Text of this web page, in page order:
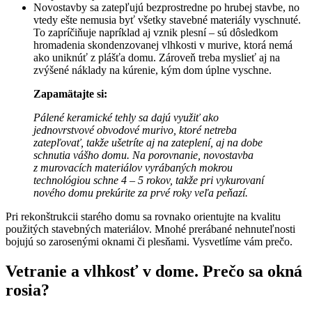
Novostavby sa zatepľujú bezprostredne po hrubej stavbe, no
vtedy ešte nemusia byť všetky stavebné materiály vyschnuté.
To zapríčiňuje napríklad aj vznik plesní – sú dôsledkom
hromadenia skondenzovanej vlhkosti v murive, ktorá nemá
ako uniknúť z plášťa domu. Zároveň treba myslieť aj na
zvýšené náklady na kúrenie, kým dom úplne vyschne.
Zapamätajte si:
Pálené keramické tehly sa dajú využiť ako
jednovrstvové obvodové murivo, ktoré netreba
zatepľovať, takže ušetríte aj na zateplení, aj na dobe
schnutia vášho domu. Na porovnanie, novostavba
z murovacích materiálov vyrábaných mokrou
technológiou schne 4 – 5 rokov, takže pri vykurovaní
nového domu prekúrite za prvé roky veľa peňazí.
Pri rekonštrukcii starého domu sa rovnako orientujte na kvalitu
použitých stavebných materiálov. Mnohé prerábané nehnuteľnosti
bojujú so zarosenými oknami či plesňami. Vysvetlíme vám prečo.
Vetranie a vlhkosť v dome. Prečo sa okná
rosia?